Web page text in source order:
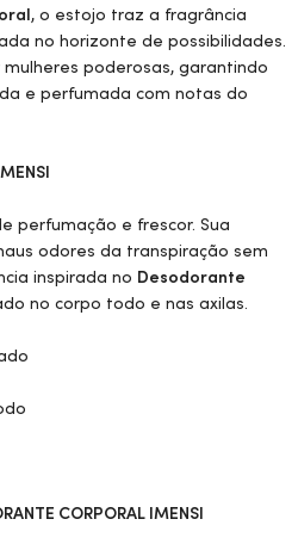
, o estojo traz a fragrância
no horizonte de possibilidades.
poderosas, garantindo
e perfumada com notas do
perfumação e frescor. Sua
odores da transpiração sem
inspirada no Desodorante
no corpo todo e nas axilas.
CORPORAL IMENSI